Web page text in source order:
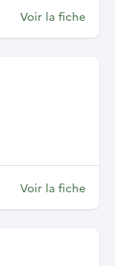
Voir la fiche
Voir la fiche